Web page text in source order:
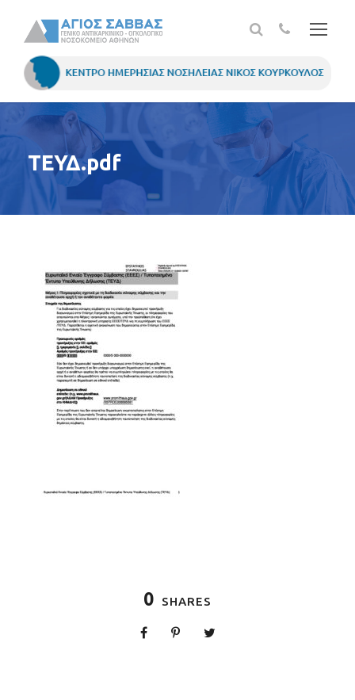
ΤΕΥΔ.pdf
0 SHARES